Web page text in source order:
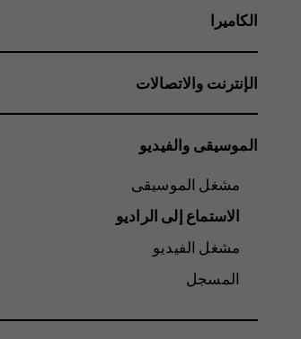
الكاميرا
الإنترنت والاتصالات
الموسيقى والفيديو
مشغل الموسيقى
الاستماع إلى الراديو
مشغل الفيديو
المسجل